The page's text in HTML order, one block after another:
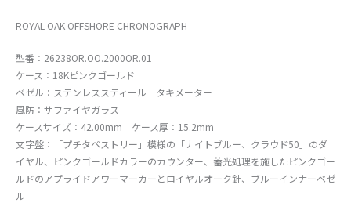
ROYAL OAK OFFSHORE CHRONOGRAPH
型番：26238OR.OO.2000OR.01
ケース：18Kピンクゴールド
ベゼル：ステンレススティール タキメーター
風防：サファイヤガラス
ケースサイズ：42.00mm ケース厚：15.2mm
文字盤：「プチタペストリー」模様の「ナイトブルー、クラウド50」のダ
イヤル、ピンクゴールドカラーのカウンター、蓄光処理を施したピンクゴー
ルドのアプライドアワーマーカーとロイヤルオーク針、ブルーインナーベゼ
ル